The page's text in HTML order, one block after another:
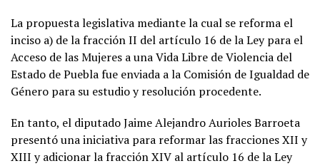
La propuesta legislativa mediante la cual se reforma el
inciso a) de la fracción II del artículo 16 de la Ley para el
Acceso de las Mujeres a una Vida Libre de Violencia del
Estado de Puebla fue enviada a la Comisión de Igualdad de
Género para su estudio y resolución procedente.
En tanto, el diputado Jaime Alejandro Aurioles Barroeta
presentó una iniciativa para reformar las fracciones XII y
XIII y adicionar la fracción XIV al artículo 16 de la Ley